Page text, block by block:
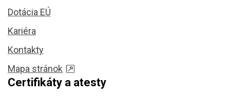
Dotácia EÚ
Kariéra
Kontakty
Mapa stránok
Certifikáty a atesty